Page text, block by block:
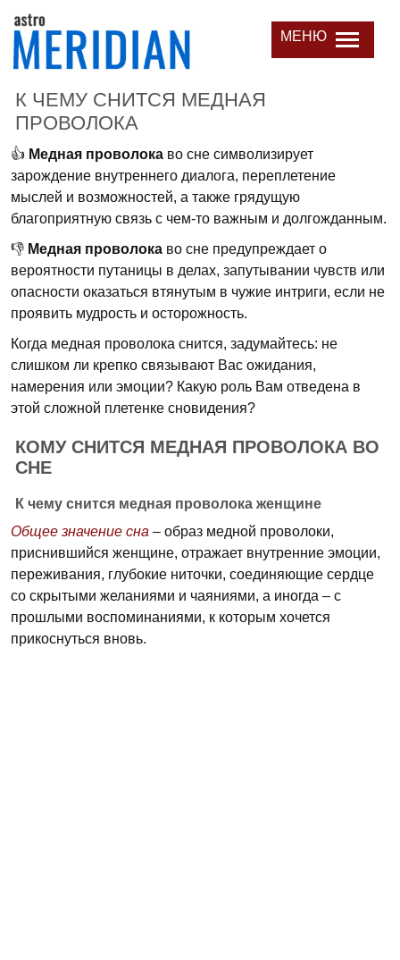
МЕНЮ
К ЧЕМУ СНИТСЯ МЕДНАЯ
ПРОВОЛОКА
👍 Медная проволока во сне символизирует
зарождение внутреннего диалога, переплетение
мыслей и возможностей, а также грядущую
благоприятную связь с чем-то важным и долгожданным.
👎 Медная проволока во сне предупреждает о
вероятности путаницы в делах, запутывании чувств или
опасности оказаться втянутым в чужие интриги, если не
проявить мудрость и осторожность.
Когда медная проволока снится, задумайтесь: не
слишком ли крепко связывают Вас ожидания,
намерения или эмоции? Какую роль Вам отведена в
этой сложной плетенке сновидения?
КОМУ СНИТСЯ МЕДНАЯ ПРОВОЛОКА ВО
СНЕ
К чему снится медная проволока женщине
Общее значение сна – образ медной проволоки,
приснившийся женщине, отражает внутренние эмоции,
переживания, глубокие ниточки, соединяющие сердце
со скрытыми желаниями и чаяниями, а иногда – с
прошлыми воспоминаниями, к которым хочется
прикоснуться вновь.